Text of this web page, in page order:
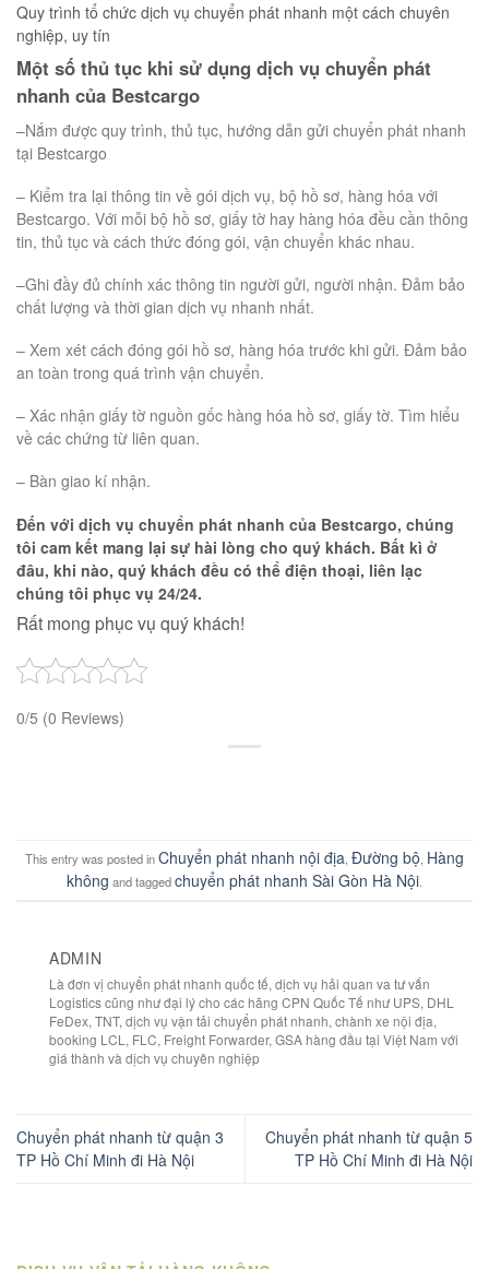
Quy trình tổ chức dịch vụ chuyển phát nhanh một cách chuyên
nghiệp, uy tín
Một số thủ tục khi sử dụng dịch vụ chuyển phát
nhanh của Bestcargo
–Nắm được quy trình, thủ tục, hướng dẫn gửi chuyển phát nhanh
tại Bestcargo
– Kiểm tra lại thông tin về gói dịch vụ, bộ hồ sơ, hàng hóa với
Bestcargo. Với mỗi bộ hồ sơ, giấy tờ hay hàng hóa đều cần thông
tin, thủ tục và cách thức đóng gói, vận chuyển khác nhau.
–Ghi đầy đủ chính xác thông tin người gửi, người nhận. Đảm bảo
chất lượng và thời gian dịch vụ nhanh nhất.
– Xem xét cách đóng gói hồ sơ, hàng hóa trước khi gửi. Đảm bảo
an toàn trong quá trình vận chuyển.
– Xác nhận giấy tờ nguồn gốc hàng hóa hồ sơ, giấy tờ. Tìm hiểu
về các chứng từ liên quan.
– Bàn giao kí nhận.
Đến với dịch vụ chuyển phát nhanh của Bestcargo, chúng
tôi cam kết mang lại sự hài lòng cho quý khách. Bất kì ở
đâu, khi nào, quý khách đều có thể điện thoại, liên lạc
chúng tôi phục vụ 24/24.
Rất mong phục vụ quý khách!
0/5 (0 Reviews)
This entry was posted inChuyển phát nhanh nội địa, Đường bộ, Hàng
không and taggedchuyển phát nhanh Sài Gòn Hà Nội.
ADMIN
Là đơn vị chuyển phát nhanh quốc tế, dịch vụ hải quan va tư vấn
Logistics cũng như đại lý cho các hãng CPN Quốc Tế như UPS, DHL
FeDex, TNT, dịch vụ vận tải chuyển phát nhanh, chành xe nội địa,
booking LCL, FLC, Freight Forwarder, GSA hàng đầu tại Việt Nam với
giá thành và dịch vụ chuyên nghiệp
Chuyển phát nhanh từ quận 3
TP Hồ Chí Minh đi Hà Nội
Chuyển phát nhanh từ quận 5
TP Hồ Chí Minh đi Hà Nội